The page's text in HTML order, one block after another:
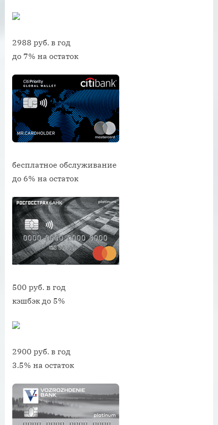
2988 руб. в год
до 7% на остаток
бесплатное обслуживание
до 6% на остаток
500 руб. в год
кэшбэк до 5%
2900 руб. в год
3.5% на остаток